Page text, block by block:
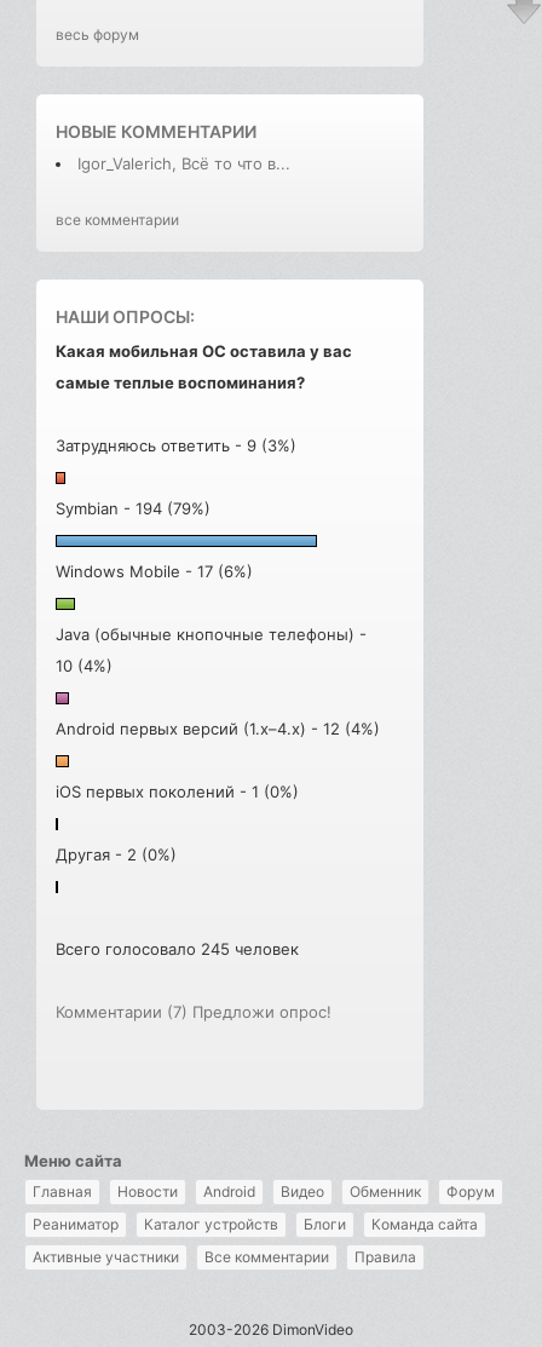
весь форум
НОВЫЕ КОММЕНТАРИИ
Igor_Valerich, Всё то что в...
все комментарии
НАШИ ОПРОСЫ:
Какая мобильная ОС оставила у вас
самые теплые воспоминания?
Затрудняюсь ответить - 9 (3%)
Symbian - 194 (79%)
Windows Mobile - 17 (6%)
Java (обычные кнопочные телефоны) -
10 (4%)
Android первых версий (1.x–4.x) - 12 (4%)
iOS первых поколений - 1 (0%)
Другая - 2 (0%)
Всего голосовало 245 человек
Комментарии (7) Предложи опрос!
Меню сайта
Главная Новости Android Видео Обменник
Форум
Реаниматор
Каталог устройств Блоги
Команда сайта
Активные участники
Все комментарии Правила
2003-2026 DimonVideo